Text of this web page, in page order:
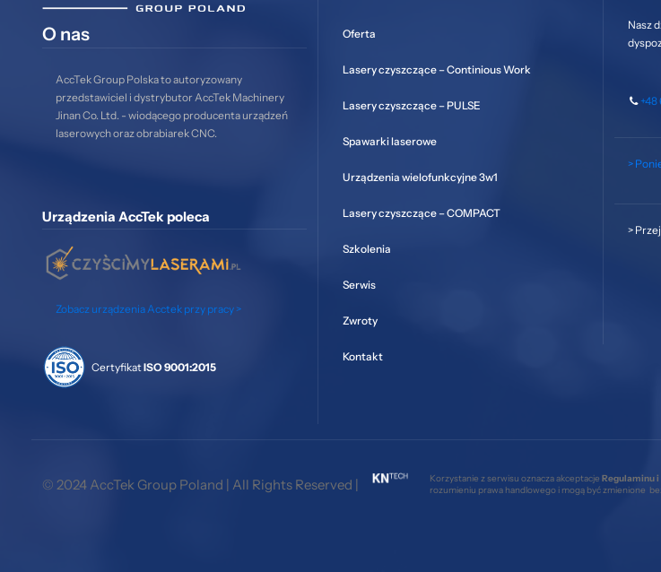
O nas
AccTek Group Polska to autoryzowany
przedstawiciel i dystrybutor AccTek Machinery
Jinan Co. Ltd. - wiodącego producenta urządzeń
laserowych oraz obrabiarek CNC.
Urządzenia AccTek poleca
Zobacz urządzenia Acctek przy pracy >
CertyfikatISO 9001:2015
Oferta
Lasery czyszczące – Continious Work
Lasery czyszczące – PULSE
Spawarki laserowe
Urządzenia wielofunkcyjne 3w1
Lasery czyszczące – COMPACT
Szkolenia
Serwis
Zwroty
Kontakt
Nasz
+48
>
>
© 2024 AccTek Group Poland | All Rights Reserved | Korzystanie z serwisu oznacza akceptacje Regulaminu i
rozumieniu prawa handlowego i mogą być zmienione